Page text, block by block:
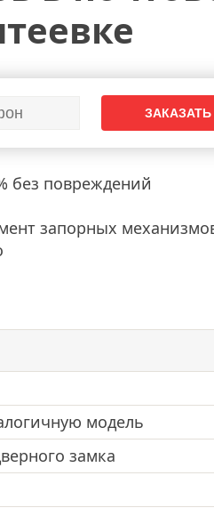
без повреждений
запорных
модель
замка